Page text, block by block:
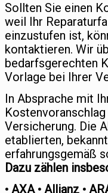
Sollten Sie einen
weil Ihr
einzustufen ist,
kontaktieren. Wir
bedarfsgerechten
Vorlage bei Ihrer
In Absprache mit
Versicherung. Die
etablierten,
erfahrungsgemäß
Dazu zählen
• AXA • Allianz •